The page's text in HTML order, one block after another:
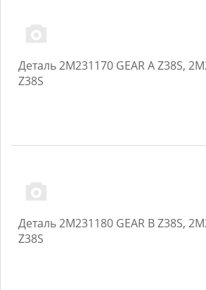
Деталь 2M231170 GEAR A Z38S,
Z38S
Деталь 2M231180 GEAR B Z38S,
Z38S